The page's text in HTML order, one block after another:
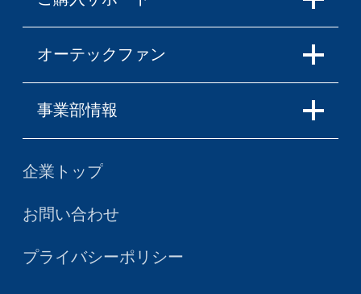
オーテックファン
事業部情報
企業トップ
お問い合わせ
プライバシーポリシー